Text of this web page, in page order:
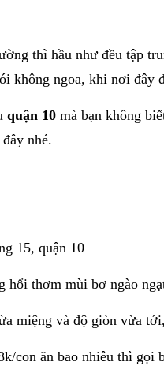
thì hầu như đều tập
không ngoa, khi nơi đây
quận 10 mà bạn không
nhé.
15, quận 10
hổi thơm mùi bơ ngào
miệng và độ giòn vừa
con ăn bao nhiêu thì gọi